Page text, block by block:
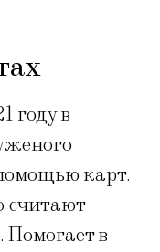
году в
карт.
считают
в